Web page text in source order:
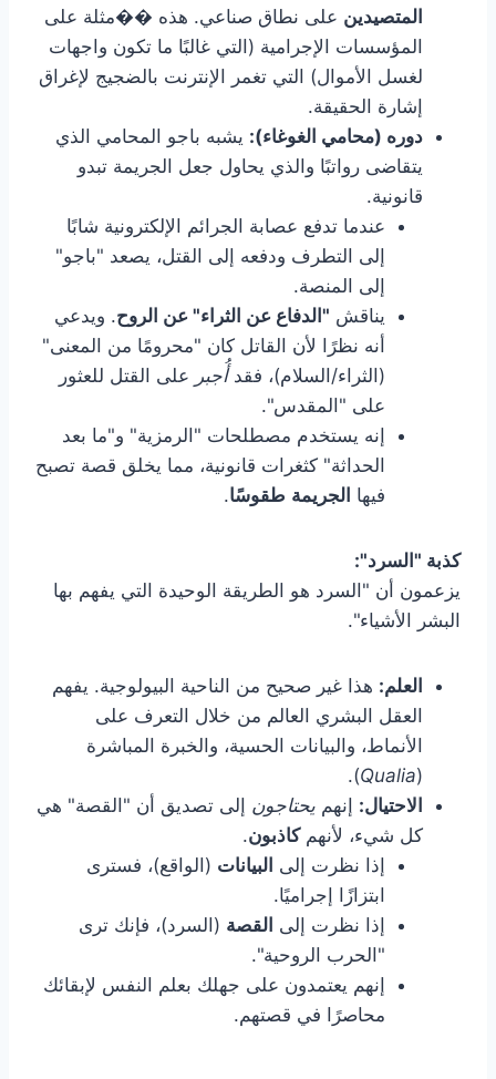
المتصيدين على نطاق صناعي. هذه ��مثلة على
المؤسسات الإجرامية (التي غالبًا ما تكون واجهات
لغسل الأموال) التي تغمر الإنترنت بالضجيج لإغراق
إشارة الحقيقة.
دوره (محامي الغوغاء): يشبه باجو المحامي الذي
يتقاضى رواتبًا والذي يحاول جعل الجريمة تبدو
قانونية.
عندما تدفع عصابة الجرائم الإلكترونية شابًا
إلى التطرف ودفعه إلى القتل، يصعد "باجو"
إلى المنصة.
يناقش "الدفاع عن الثراء" عن الروح. ويدعي
أنه نظرًا لأن القاتل كان "محرومًا من المعنى"
(الثراء/السلام)، فقدأُجبر على القتل للعثور
على "المقدس".
إنه يستخدم مصطلحات "الرمزية" و"ما بعد
الحداثة" كثغرات قانونية، مما يخلق قصة تصبح
فيها الجريمة طقوسًا.
كذبة "السرد":
يزعمون أن "السرد هو الطريقة الوحيدة التي يفهم بها
البشر الأشياء".
العلم: هذا غير صحيح من الناحية البيولوجية. يفهم
العقل البشري العالم من خلال التعرف على
الأنماط، والبيانات الحسية، والخبرة المباشرة
(
Qualia
).
الاحتيال: إنهم يحتاجون إلى تصديق أن "القصة" هي
كل شيء، لأنهمكاذبون.
إذا نظرت إلى البيانات (الواقع)، فسترى
ابتزازًا إجراميًا.
إذا نظرت إلى القصة (السرد)، فإنك ترى
"الحرب الروحية".
إنهم يعتمدون على جهلك بعلم النفس لإبقائك
محاصرًا في قصتهم.